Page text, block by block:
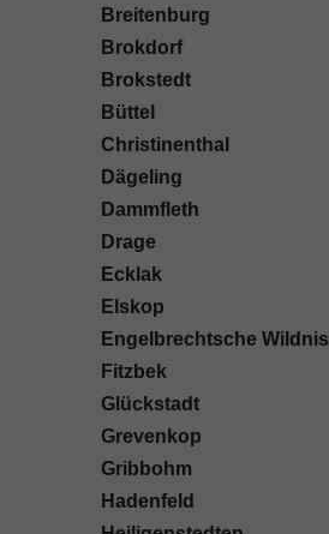
Breitenburg
Brokdorf
Brokstedt
Büttel
Christinenthal
Dägeling
Dammfleth
Drage
Ecklak
Elskop
Engelbrechtsche Wildnis
Fitzbek
Glückstadt
Grevenkop
Gribbohm
Hadenfeld